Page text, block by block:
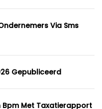
Via Sms
Gepubliceerd
Bpm Met Taxatierapport